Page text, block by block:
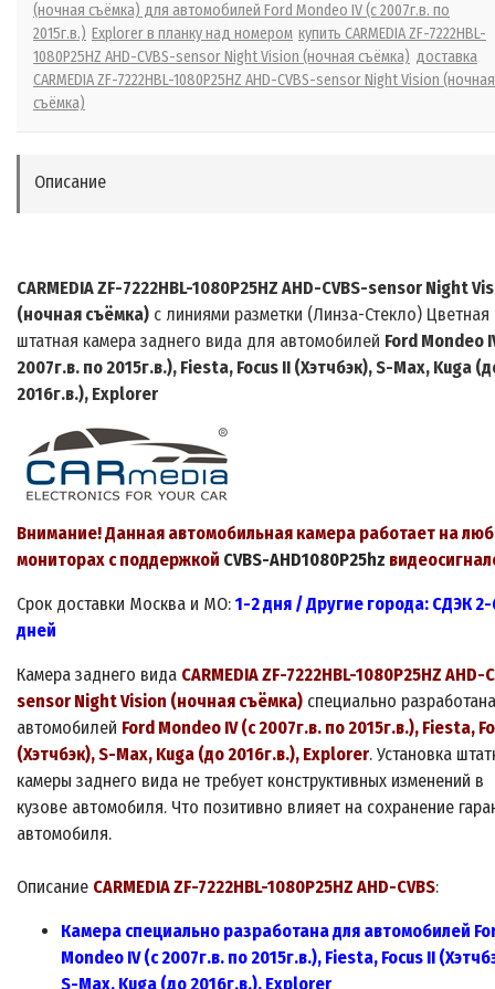
(ночная съёмка) для автомобилей Ford Mondeo IV (с 2007г.в. по
2015г.в.) Explorer в планку над номером купить CARMEDIA ZF-7222HBL-
1080P25HZ AHD-CVBS-sensor Night Vision (ночная съёмка) доставка
CARMEDIA ZF-7222HBL-1080P25HZ AHD-CVBS-sensor Night Vision (ночная
съёмка)
Описание
CARMEDIA ZF-7222HBL-1080P25HZ AHD-CVBS-sensor Night
(ночная съёмка) с линиями разметки (Линза-Стекло) Цветная
штатная камера заднего вида для автомобилей Ford Mondeo
2007г.в. по 2015г.в.), Fiesta, Focus II (Хэтчбэк), S-Max, Kuga
2016г.в.), Explorer
Внимание! Данная автомобильная камера работает на
мониторах с поддержкой CVBS-AHD1080P25hz
Срок доставки Москва и МО: 1-2дня / Другие города: СДЭК
дней
Камера заднего вида CARMEDIA ZF-7222HBL-1080P25HZ AHD-
sensor Night Vision (ночная съёмка) специально
автомобилей Ford Mondeo IV (с 2007г.в. по 2015г.в.), Fiesta,
(Хэтчбэк), S-Max, Kuga (до 2016г.в.), Explorer. Установка
камеры заднего вида не требует конструктивных изменений в
кузове автомобиля. Что позитивно влияет на сохранение
автомобиля.
Описание CARMEDIA ZF-7222HBL-1080P25HZ AHD-CVBS:
Камера специально разработана для автомобилей
Mondeo IV (с 2007г.в. по 2015г.в.), Fiesta, Focus II
S-Max, Kuga (до 2016г.в.), Explorer